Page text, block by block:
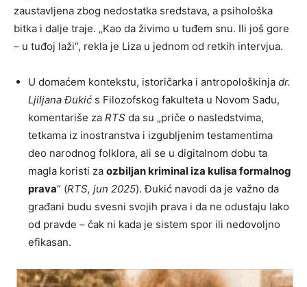
zaustavljena zbog nedostatka sredstava, a psihološka
bitka i dalje traje. „Kao da živimo u tuđem snu. Ili još gore
– u tuđoj laži“, rekla je Liza u jednom od retkih intervjua.
U domaćem kontekstu, istoričarka i antropološkinja dr.
Ljiljana Đukić s Filozofskog fakulteta u Novom Sadu,
komentariše za RTS da su „priče o nasledstvima,
tetkama iz inostranstva i izgubljenim testamentima
deo narodnog folklora, ali se u digitalnom dobu ta
magla koristi za ozbiljan kriminal iza kulisa formalnog
prava“ (RTS, jun 2025). Đukić navodi da je važno da
građani budu svesni svojih prava i da ne odustaju lako
od pravde – čak ni kada je sistem spor ili nedovoljno
efikasan.